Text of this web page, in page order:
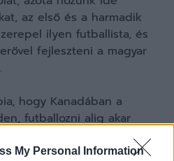
My Personal Information
az első és a harmadik
ilyen futballista, és
fejleszteni a magyar
hogy Kanadában a
futballozni alig akar
nincs így, arra a legjobb
hoki-játékos mellett